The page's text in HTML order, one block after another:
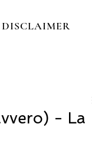
DISCLAIMER
- La